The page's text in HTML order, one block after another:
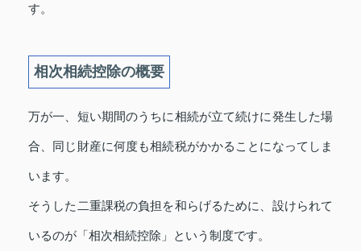
す。
相次相続控除の概要
万が一、短い期間のうちに相続が立て続けに発生した場
合、同じ財産に何度も相続税がかかることになってしま
います。
そうした二重課税の負担を和らげるために、設けられて
いるのが「相次相続控除」という制度です。